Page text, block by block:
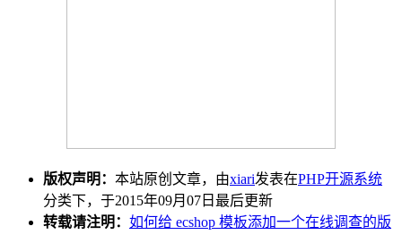
版权声明： 本站原创文章，由xiari发表在PHP开源系统
分类下，于2015年09月07日最后更新
转载请注明： 如何给 ecshop 模板添加一个在线调查的版